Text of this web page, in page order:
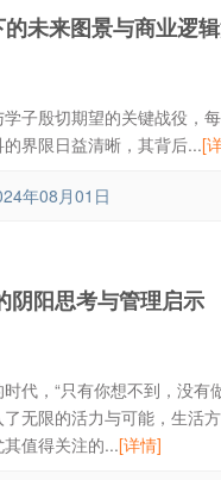
未来图景与商业逻
殷切期望的关键战役，
界限日益清晰，其背后...[
年08月01日
阴阳思考与管理启示
代，“只有你想不到，没有
无限的活力与可能，生活
值得关注的...[详情]